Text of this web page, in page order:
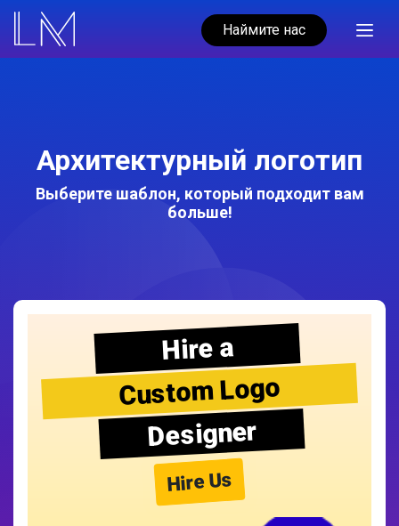
Наймите нас
Архитектурный логотип
Выберите шаблон, который подходит вам
больше!
Hire a
Custom Logo
Designer
Hire Us